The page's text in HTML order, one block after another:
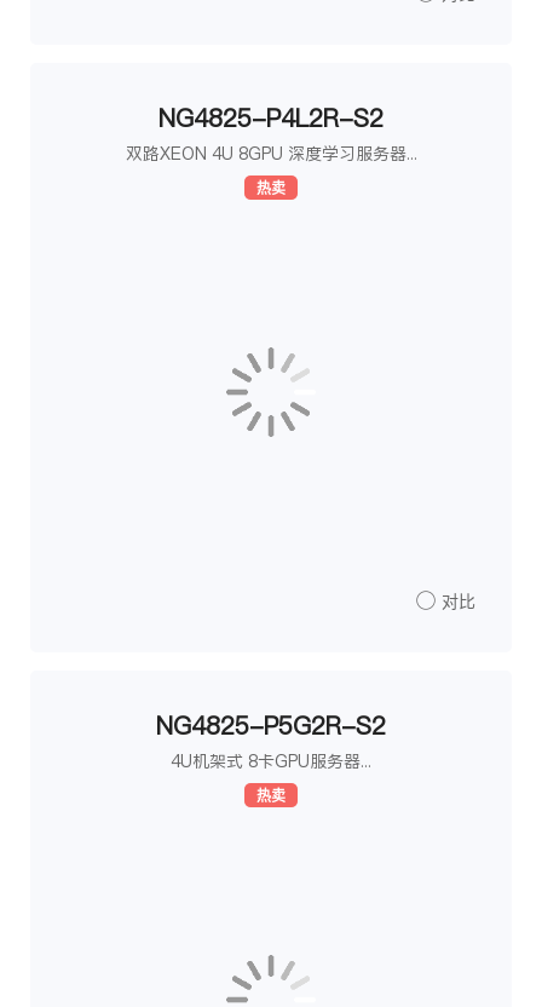
NG4825-P4L2R-S2
双路XEON 4U 8GPU 深度学习服务器...
热卖
对比
NG4825-P5G2R-S2
4U机架式 8卡GPU服务器...
热卖